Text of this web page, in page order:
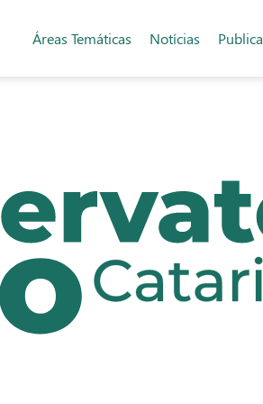
Áreas Temáticas Notícias